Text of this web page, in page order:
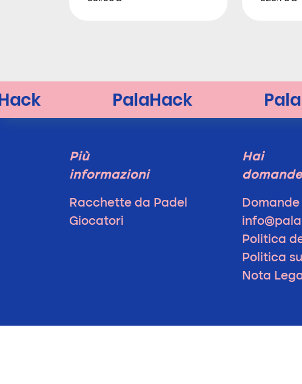
Più
informazioni
Racchette da Padel
Giocatori
Hai
Politica
Politica
Nota